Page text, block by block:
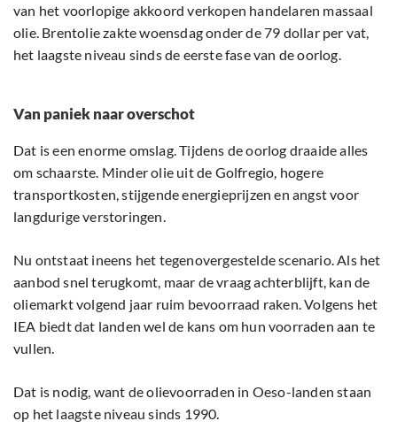
van het voorlopige akkoord verkopen handelaren massaal
olie. Brentolie zakte woensdag onder de 79 dollar per vat,
het laagste niveau sinds de eerste fase van de oorlog.
Van paniek naar overschot
Dat is een enorme omslag. Tijdens de oorlog draaide alles
om schaarste. Minder olie uit de Golfregio, hogere
transportkosten, stijgende energieprijzen en angst voor
langdurige verstoringen.
Nu ontstaat ineens het tegenovergestelde scenario. Als het
aanbod snel terugkomt, maar de vraag achterblijft, kan de
oliemarkt volgend jaar ruim bevoorraad raken. Volgens het
IEA biedt dat landen wel de kans om hun voorraden aan te
vullen.
Dat is nodig, want de olievoorraden in Oeso-landen staan
op het laagste niveau sinds 1990.